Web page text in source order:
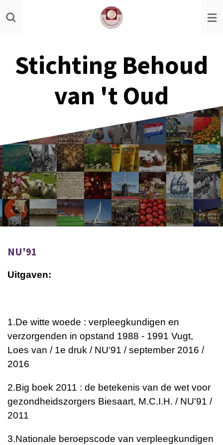
Ga
direct
hoofdinhoud
Stichting Behoud
van 't Oud
NU'91
Uitgaven:
1.De witte woede : verpleegkundigen en
verzorgenden in opstand 1988 - 1991 Vugt,
Loes van / 1e druk / NU'91 / september 2016 /
2016
2.Big boek 2011 : de betekenis van de wet voor
gezondheidszorgers Biesaart, M.C.I.H. / NU'91 /
2011
3.Nationale beroepscode van verpleegkundigen